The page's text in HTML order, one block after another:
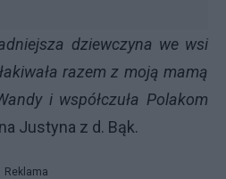
dziewczyna we wsi
razem z moją mamą
i współczuła Polakom
Justyna z d. Bąk.
Reklama